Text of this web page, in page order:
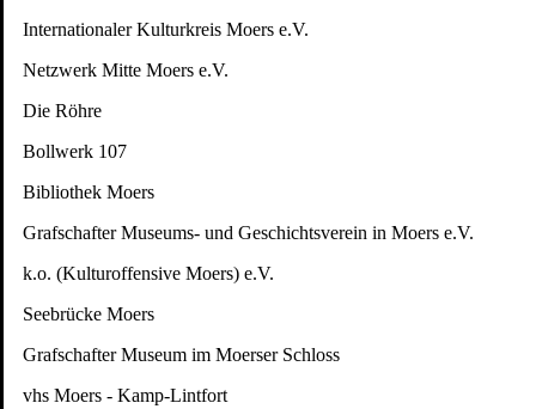
Internationaler Kulturkreis Moers e.V.
Netzwerk Mitte Moers e.V.
Die Röhre
Bollwerk 107
Bibliothek Moers
Grafschafter Museums- und Geschichtsverein in Moers e.V.
k.o. (Kulturoffensive Moers) e.V.
Seebrücke Moers
Grafschafter Museum im Moerser Schloss
vhs Moers - Kamp-Lintfort